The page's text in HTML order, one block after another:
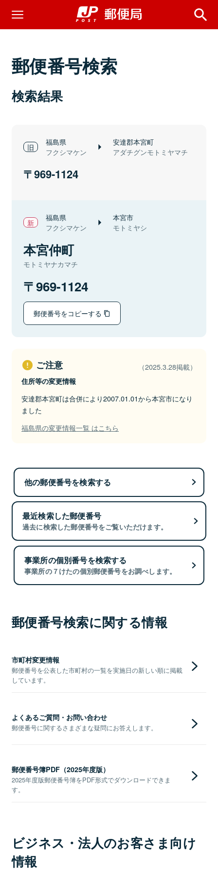
郵便番号検索
検索結果
福島県
フクシマケン
安達郡本宮町
アダチグンモトミヤマチ
969-1124
福島県
フクシマケン
本宮市
モトミヤシ
本宮仲町
モトミヤナカマチ
969-1124
郵便番号をコピーする
ご注意 （2025.3.28掲載）
住所等の変更情報
安達郡本宮町は合併により2007.01.01から本宮市になり
ました
福島県の変更情報一覧 はこちら
他の郵便番号を検索する
最近検索した郵便番号
過去に検索した郵便番号をご覧いただけます。
事業所の個別番号を検索する
事業所の７けたの個別郵便番号をお調べします。
郵便番号検索に関する情報
市町村変更情報
郵便番号を公表した市町村の一覧を実施日の新しい順に掲載
しています。
よくあるご質問・お問い合わせ
郵便番号に関するさまざまな疑問にお答えします。
郵便番号簿PDF（2025年度版）
2025年度版郵便番号簿をPDF形式でダウンロードできま
す。
ビジネス・法人のお客さま向け
情報